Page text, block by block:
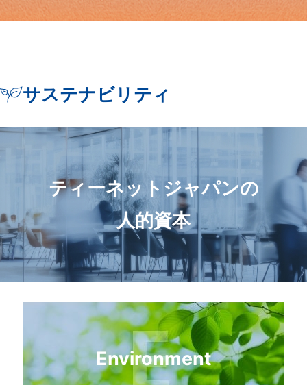
サステナビリティ
ティーネットジャパンの
人的資本
Environment